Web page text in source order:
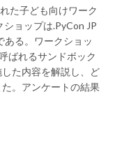
た子ども向けワーク
ョップは.PyCon JP
ある。ワークショッ
ばれるサンドボック
た内容を解説し、ど
。アンケートの結果